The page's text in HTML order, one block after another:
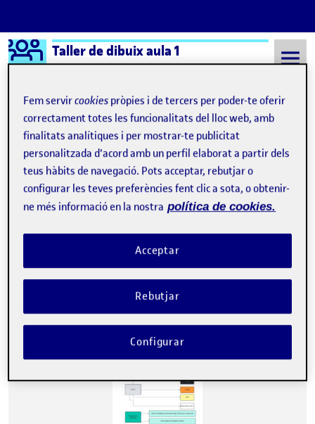
Saltar al contingut
Logo Ágora
Taller de dibuix aula 1
Semestre 20212 - Aula 1 30 Març, 2022
30 Març, 2022
Dibuixar per explicar
Publicat per
Miquel Estany de Millan
Data de publicació30 març, 2022 9:33 am
-comentari
Fem servircookies pròpies i de tercers per poder-te oferir
correctament totes les funcionalitats del lloc web, amb
finalitats analítiques i per mostrar-te publicitat
personalitzada d'acord amb un perfil elaborat a partir dels
teus hàbits de navegació. Pots acceptar, rebutjar o
configurar les teves preferències fent clic a sota, o obtenir-
ne més informació en la nostra política de cookies.
Rebutjar
Acceptar
Configurar